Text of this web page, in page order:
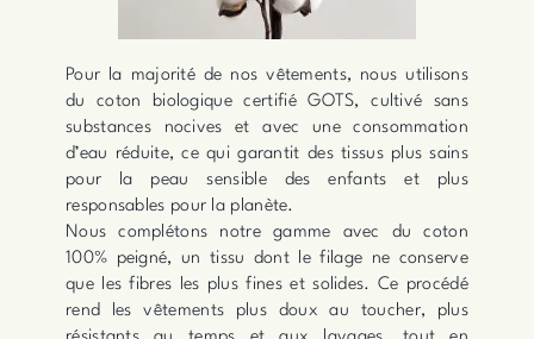
Pour la majorité de nos vêtements, nous utilisons
du coton biologique certifié GOTS, cultivé sans
substances nocives et avec une consommation
d’eau réduite, ce qui garantit des tissus plus sains
pour la peau sensible des enfants et plus
responsables pour la planète.
Nous complétons notre gamme avec du coton
100% peigné, un tissu dont le filage ne conserve
que les fibres les plus fines et solides. Ce procédé
rend les vêtements plus doux au toucher, plus